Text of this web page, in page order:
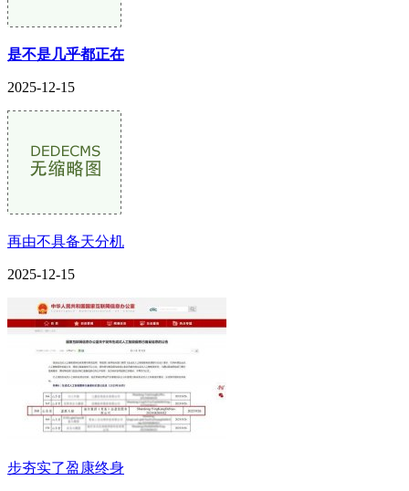
是不是几乎都正在
2025-12-15
再由不具备天分机
2025-12-15
步夯实了盈康终身